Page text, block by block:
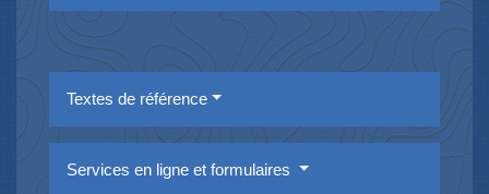
Textes de référence
Services en ligne et formulaires